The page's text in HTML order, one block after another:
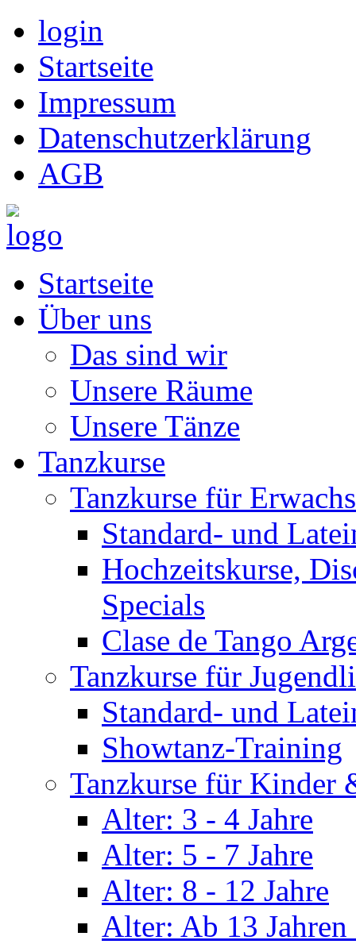
login
Startseite
Impressum
Datenschutzerklärung
AGB
Startseite
Über uns
Das sind wir
Unsere Räume
Unsere Tänze
Tanzkurse
Tanzkurse für
Standard- und
Hochzeitskurse,
Specials
Clase de Tango
Tanzkurse für
Standard- und
Showtanz-Training
Tanzkurse für Kinder
Alter: 3 - 4 Jahre
Alter: 5 - 7 Jahre
Alter: 8 - 12 Jahre
Alter: Ab 13